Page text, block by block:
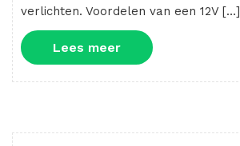
verlichten. Voordelen van een 12V […]
Lees meerLees
meer